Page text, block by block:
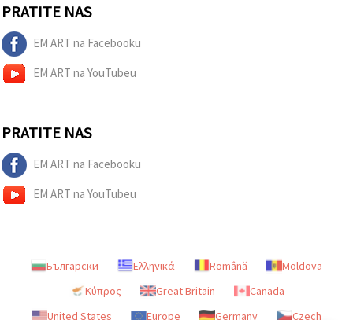
PRATITE NAS
EM ART na Facebooku
EM ART na YouTubeu
PRATITE NAS
EM ART na Facebooku
EM ART na YouTubeu
Български Ελληνικά Română
Moldova
Κύπρος
Great Britain
Canada
United States
Europe Germany Czech